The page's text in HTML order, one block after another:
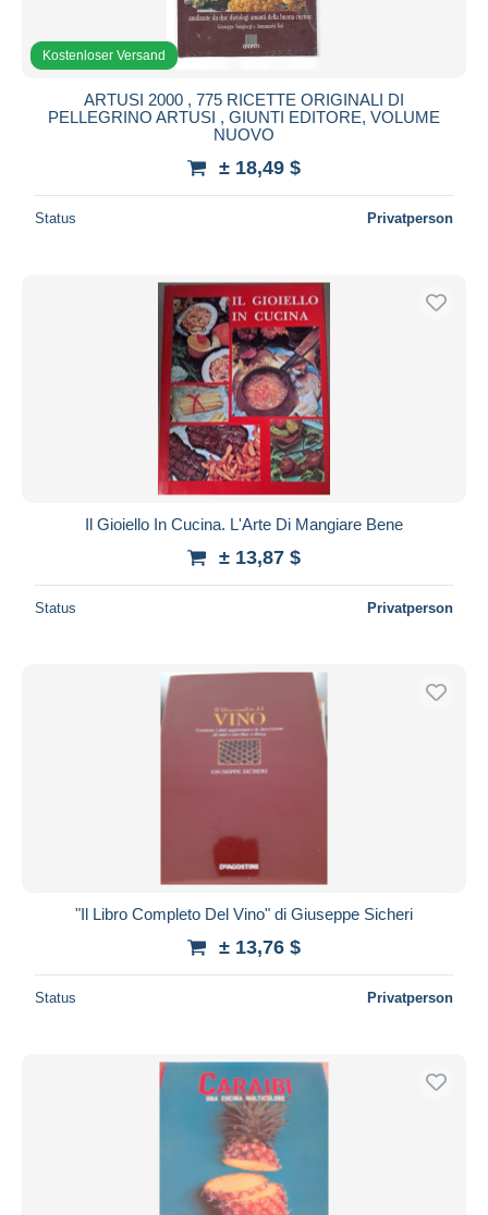
Kostenloser Versand
ARTUSI 2000 , 775 RICETTE ORIGINALI DI
PELLEGRINO ARTUSI , GIUNTI EDITORE, VOLUME
NUOVO
± 18,49 $
Status Privatperson
Il Gioiello In Cucina. L'Arte Di Mangiare Bene
± 13,87 $
Status Privatperson
"Il Libro Completo Del Vino" di Giuseppe Sicheri
± 13,76 $
Status Privatperson